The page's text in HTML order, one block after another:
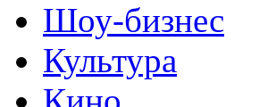
Шоу-бизнес
Культура